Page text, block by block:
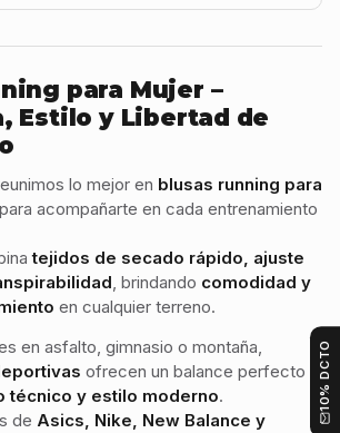
para Mujer –
Estilo y Libertad de
lo mejor en blusas running para
acompañarte en cada entrenamiento
tejidos de secado rápido, ajuste
, brindando comodidad y
en cualquier terreno.
en asfalto, gimnasio o montaña,
ofrecen un balance perfecto
técnico y estilo moderno.
de Asics, Nike, New Balance y
10% DCTO